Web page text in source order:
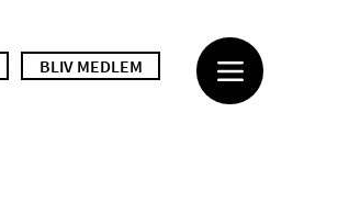
BLIV MEDLEM